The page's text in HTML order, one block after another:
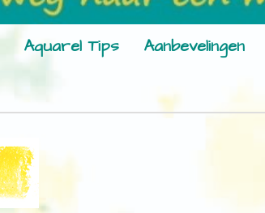
Aquarel Tips Aanbevelingen